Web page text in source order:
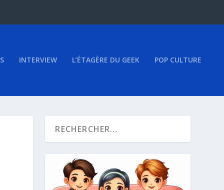
INTERVIEW L’ÉTAGÈRE DU GEEK POP CULTURE